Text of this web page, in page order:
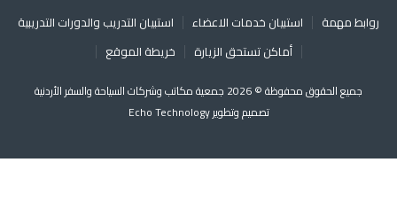
روابط مهمة استبيان خدمات الاعضاء
استبيان التدريب والدورات التدريبية
أماكن تستحق الزيارة
خريطة الموقع
جميع الحقوق محفوظة © 2026 جمعية مكاتب وشركات السياحة والسفر الأردنية
تصميم وتطويرEcho Technology